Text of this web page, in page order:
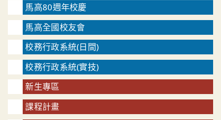
馬高80週年校慶
馬高全國校友會
校務行政系統(日間)
校務行政系統(實技)
新生專區
課程計畫